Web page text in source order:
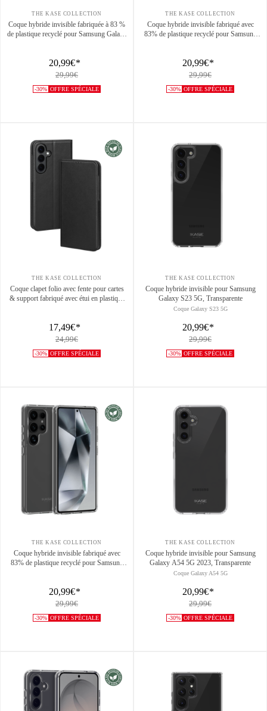
THE KASE COLLECTION
Coque hybride invisible fabriquée à 83 %
de plastique recyclé pour Samsung Galaxy
20,99€*
29,99€
-30% OFFRE SPÉCIALE
THE KASE COLLECTION
Coque hybride invisible fabriqué avec
83% de plastique recyclé pour Samsung
20,99€*
29,99€
-30% OFFRE SPÉCIALE
THE KASE COLLECTION
Coque clapet folio avec fente pour cartes
& support fabriqué avec étui en plastique
17,49€*
24,99€
-30% OFFRE SPÉCIALE
THE KASE COLLECTION
Coque hybride invisible pour Samsung
Galaxy S23 5G, Transparente
Coque Galaxy S23 5G
20,99€*
29,99€
-30% OFFRE SPÉCIALE
THE KASE COLLECTION
Coque hybride invisible fabriqué avec
83% de plastique recyclé pour Samsung
20,99€*
29,99€
-30% OFFRE SPÉCIALE
THE KASE COLLECTION
Coque hybride invisible pour Samsung
Galaxy A54 5G 2023, Transparente
Coque Galaxy A54 5G
20,99€*
29,99€
-30% OFFRE SPÉCIALE